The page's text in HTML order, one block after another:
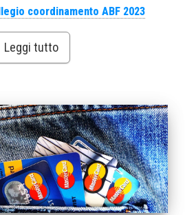
coordinamento ABF 2023
Leggi tutto